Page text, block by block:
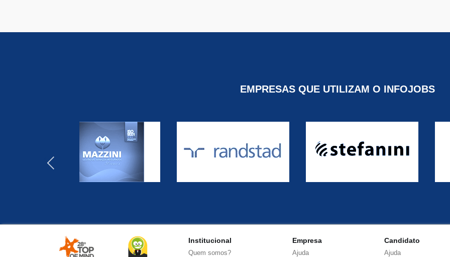
EMPRESAS QUE UTILIZAM O INFOJOBS
Institucional
Quem somos?
Empresa
Ajuda
Candidato
Ajuda